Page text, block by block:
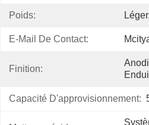
Poids:
E-Mail De Contact:
Finition:
Capacité D'approvisionnement: